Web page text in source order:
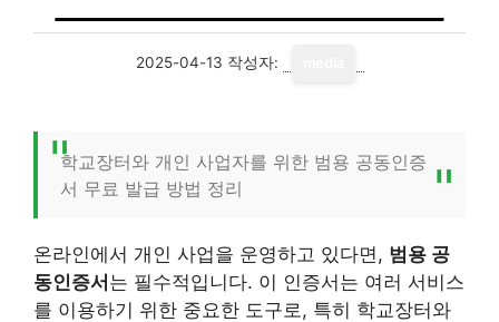
2025-04-13 작성자:
학교장터와 개인 사업자를 위한 범용 공동인증
서 무료 발급 방법 정리
온라인에서 개인 사업을 운영하고 있다면, 범용 공
동인증서 는 필수적입니다. 이 인증서는 여러 서비스
를 이용하기 위한 중요한 도구로, 특히 학교장터와